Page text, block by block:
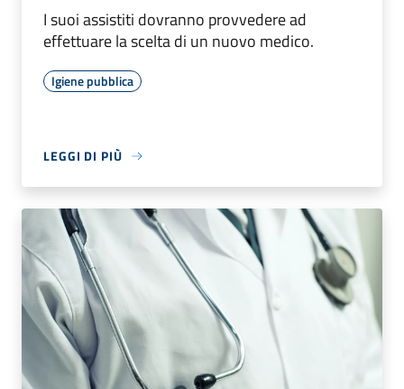
I suoi assistiti dovranno provvedere ad
effettuare la scelta di un nuovo medico.
Igiene pubblica
LEGGI DI PIÙ